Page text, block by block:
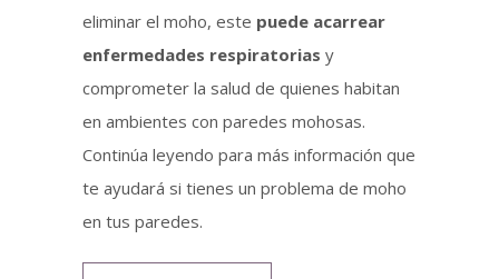
eliminar el moho, este puede acarrear
enfermedades respiratorias y
comprometer la salud de quienes habitan
en ambientes con paredes mohosas.
Continúa leyendo para más información que
te ayudará si tienes un problema de moho
en tus paredes.